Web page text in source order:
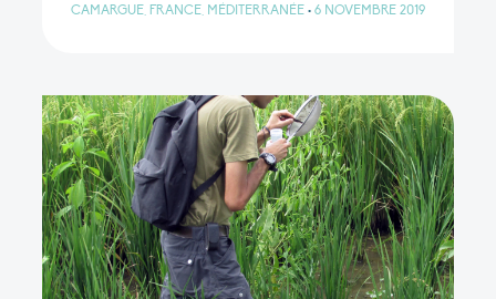
CAMARGUE, FRANCE, MÉDITERRANÉE • 6 NOVEMBRE 2019